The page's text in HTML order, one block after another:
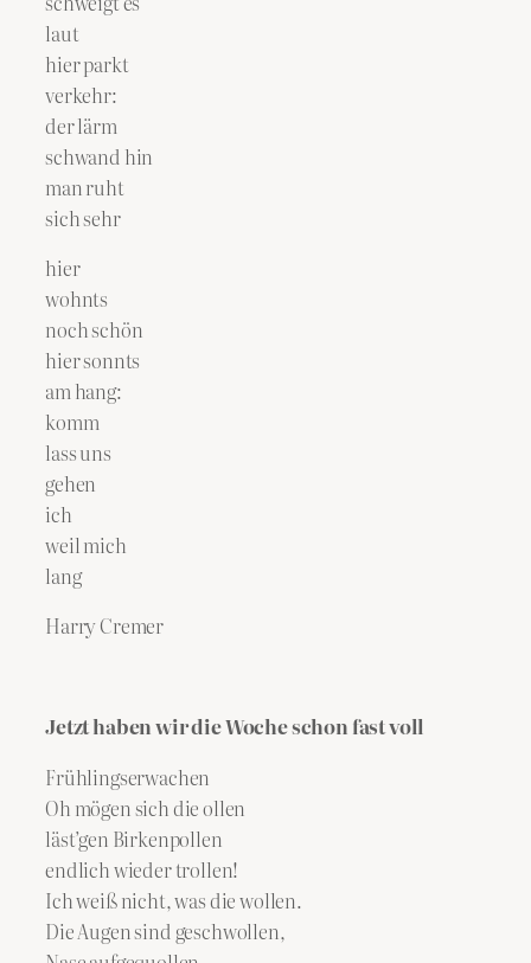
laut
hier parkt
verkehr:
der lärm
schwand hin
man ruht
sich sehr
hier
wohnts
noch schön
hier sonnts
am hang:
komm
lass uns
gehen
ich
weil mich
lang
Harry Cremer
Jetzt haben wir die Woche schon fast voll
Frühlingserwachen
Oh mögen sich die ollen
läst’gen Birkenpollen
endlich wieder trollen!
Ich weiß nicht, was die wollen.
Die Augen sind geschwollen,